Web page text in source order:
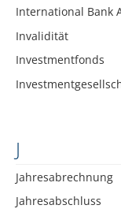
International Bank
Invalidität
Investmentfonds
J
Jahresabrechnung
Jahresabschluss